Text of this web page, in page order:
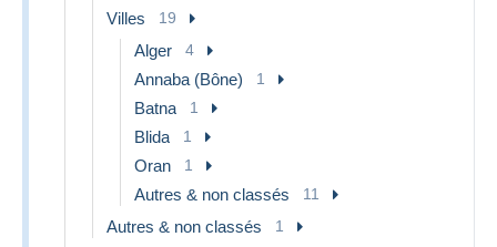
Villes 19
Alger 4
Annaba (Bône) 1
Batna 1
Blida 1
Oran 1
Autres & non classés 11
Autres & non classés 1